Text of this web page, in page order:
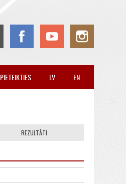
EN
LV
PIETEIKTIES
REZULTĀTI